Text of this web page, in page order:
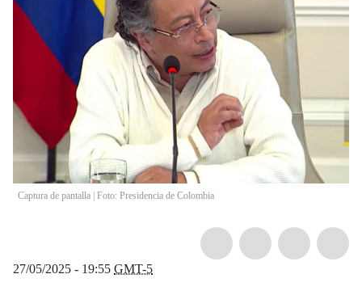
Captura de pantalla | Foto: Presidencia de Colombia
27/05/2025 - 19:55 GMT-5